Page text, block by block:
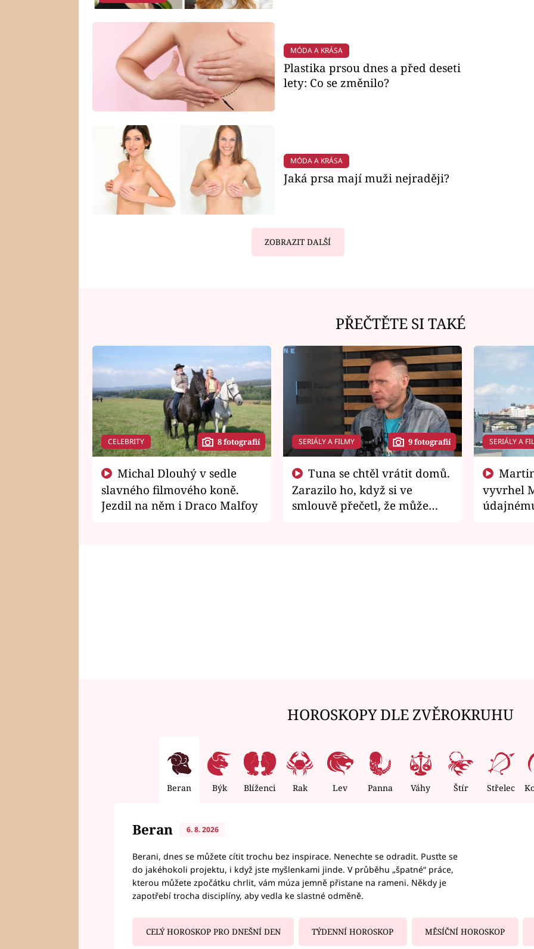
MÓDA A KRÁSA
Plastika prsou dnes a před deseti
lety: Co se změnilo?
MÓDA A KRÁSA
Jaká prsa mají muži nejraději?
ZOBRAZIT DALŠÍ
PŘEČTĚTE SI TAKÉ
CELEBRITY 8 fotografií
slavného filmového koně.
Jezdil na něm i Draco Malfoy
SERIÁLY A FILMY 9 fotografií
Zarazilo ho, když si ve
smlouvě přečetl, že může
SERIÁLY A
vyvrhel
HOROSKOPY DLE ZVĚROKRUHU
Beran Býk Blíženci Rak Lev Panna Váhy Štír Střelec
Beran 6. 8. 2026
Berani, dnes se můžete cítit trochu bez inspirace. Nenechte se odradit. Pusťte se
do jakéhokoli projektu, i když jste myšlenkami jinde. V průběhu „špatné“ práce,
kterou můžete zpočátku chrlit, vám múza jemně přistane na rameni. Někdy je
zapotřebí trocha disciplíny, aby vedla ke slastné odměně.
CELÝ HOROSKOP PRO DNEŠNÍ DEN TÝDENNÍ HOROSKOP MĚSÍČNÍ HOROSKOP